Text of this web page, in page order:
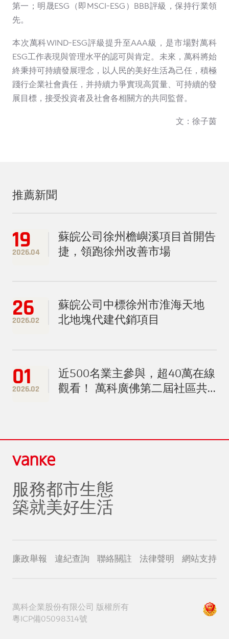
第一；明晟ESG（即MSCI-ESG）BBB評級，保持行業領
先。
本次萬科WIND-ESG評級提升至AAA級，是市場對萬科
ESG工作表現與管理水平的認可與肯定。未來，萬科將始
終秉持可持續發展理念，以人民的美好生活為己任，積極
踐行企業社會責任，并持續力爭實現高質量、可持續的發
展目標，接受投資者及社會各相關方的共同監督。
文：徐子茵
推薦新聞
19
2026.04
蘇皖公司徐州檐嶼溪項目首開告
捷，領跑徐州改善市場
26
2026.02
蘇皖公司中標徐州市淮海天地
北地塊代建代銷項目
01
2026.02
近500名業主參與，超40萬在線
觀看！ 萬科廣佛第二屆社區共
服務都市生態
築就美好生活
廉政舉報 違紀查詢 聯絡關註 法律聲明 網站支持
萬科企業股份有限公司 版權所有
粵ICP備05098314號